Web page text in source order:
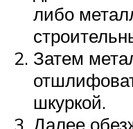
либо
Затем
шкуркой.
Далее